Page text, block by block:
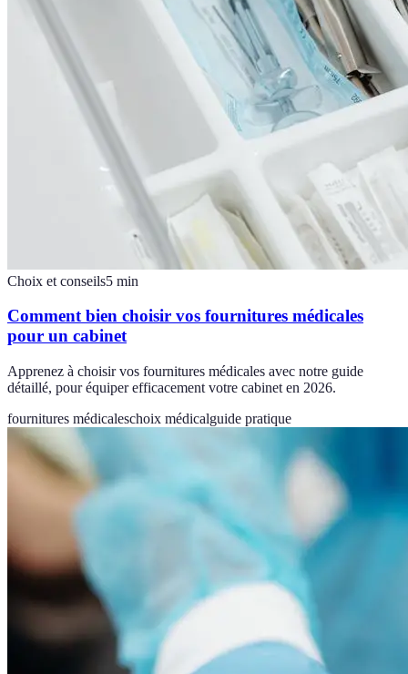
Choix et conseils5 min
Comment bien choisir vos fournitures médicales
pour un cabinet
Apprenez à choisir vos fournitures médicales avec notre guide
détaillé, pour équiper efficacement votre cabinet en 2026.
fournitures médicaleschoix médicalguide pratique